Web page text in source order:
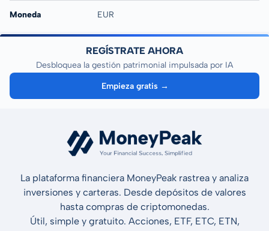
Moneda EUR
REGÍSTRATE AHORA
Desbloquea la gestión patrimonial impulsada por IA
Empieza gratis →
La plataforma financiera MoneyPeak rastrea y analiza
inversiones y carteras. Desde depósitos de valores
hasta compras de criptomonedas.
Útil, simple y gratuito. Acciones, ETF, ETC, ETN,